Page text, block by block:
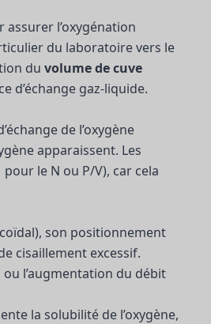
l’oxygénation
du laboratoire vers le
duvolume de cuve
d’échange gaz-liquide.
de l’oxygène
apparaissent. Les
le N ou P/V), car cela
son positionnement
cisaillement excessif.
l’augmentation du débit
la solubilité de l’oxygène,